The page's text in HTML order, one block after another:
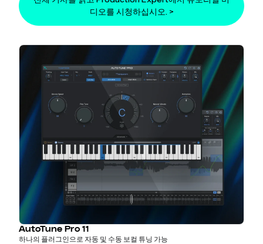
디오를 시청하십시오. >
AutoTune Pro 11
하나의 플러그인으로 자동 및 수동 보컬 튜닝 가능